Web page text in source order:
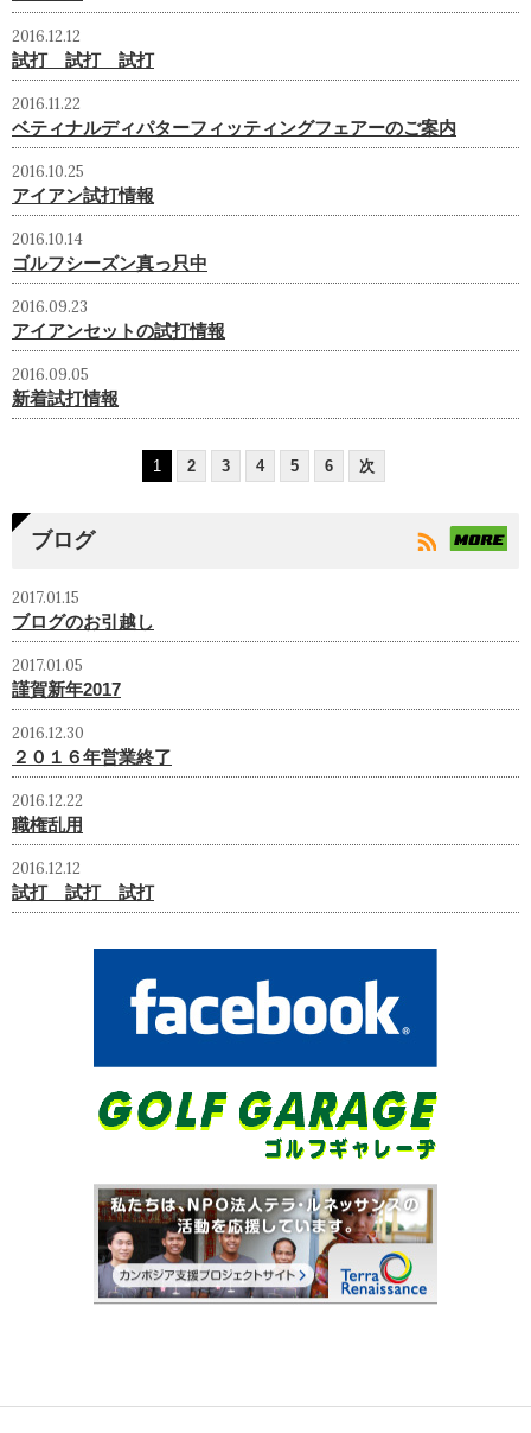
2016.12.12
試打 試打 試打
2016.11.22
ベティナルディパターフィッティングフェアーのご案内
2016.10.25
アイアン試打情報
2016.10.14
ゴルフシーズン真っ只中
2016.09.23
アイアンセットの試打情報
2016.09.05
新着試打情報
1 2 3 4 5 6 次
ブログ
2017.01.15
ブログのお引越し
2017.01.05
謹賀新年2017
2016.12.30
２０１６年営業終了
2016.12.22
職権乱用
2016.12.12
試打 試打 試打